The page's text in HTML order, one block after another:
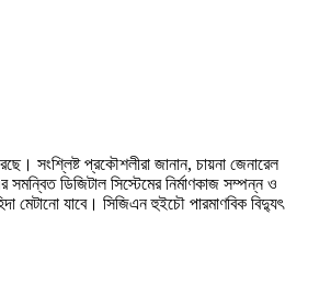
সংশ্লিষ্ট প্রকৌশলীরা জানান, চায়না জেনারেল
ডিজিটাল সিস্টেমের নির্মাণকাজ সম্পন্ন ও
মেটানো যাবে। সিজিএন হুইচৌ পারমাণবিক বিদ্যুৎ